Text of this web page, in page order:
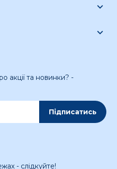


акції та новинки? -
Підписатись
- слідкуйте!